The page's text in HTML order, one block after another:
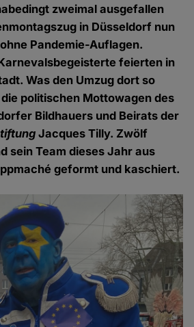
zweimal ausgefallen
in Düsseldorf nun
Pandemie-Auflagen.
feierten in
Was den Umzug dort so
politischen Mottowagen des
Bildhauers und Beirats der
Jacques Tilly. Zwölf
sein Team dieses Jahr aus
geformt und kaschiert.